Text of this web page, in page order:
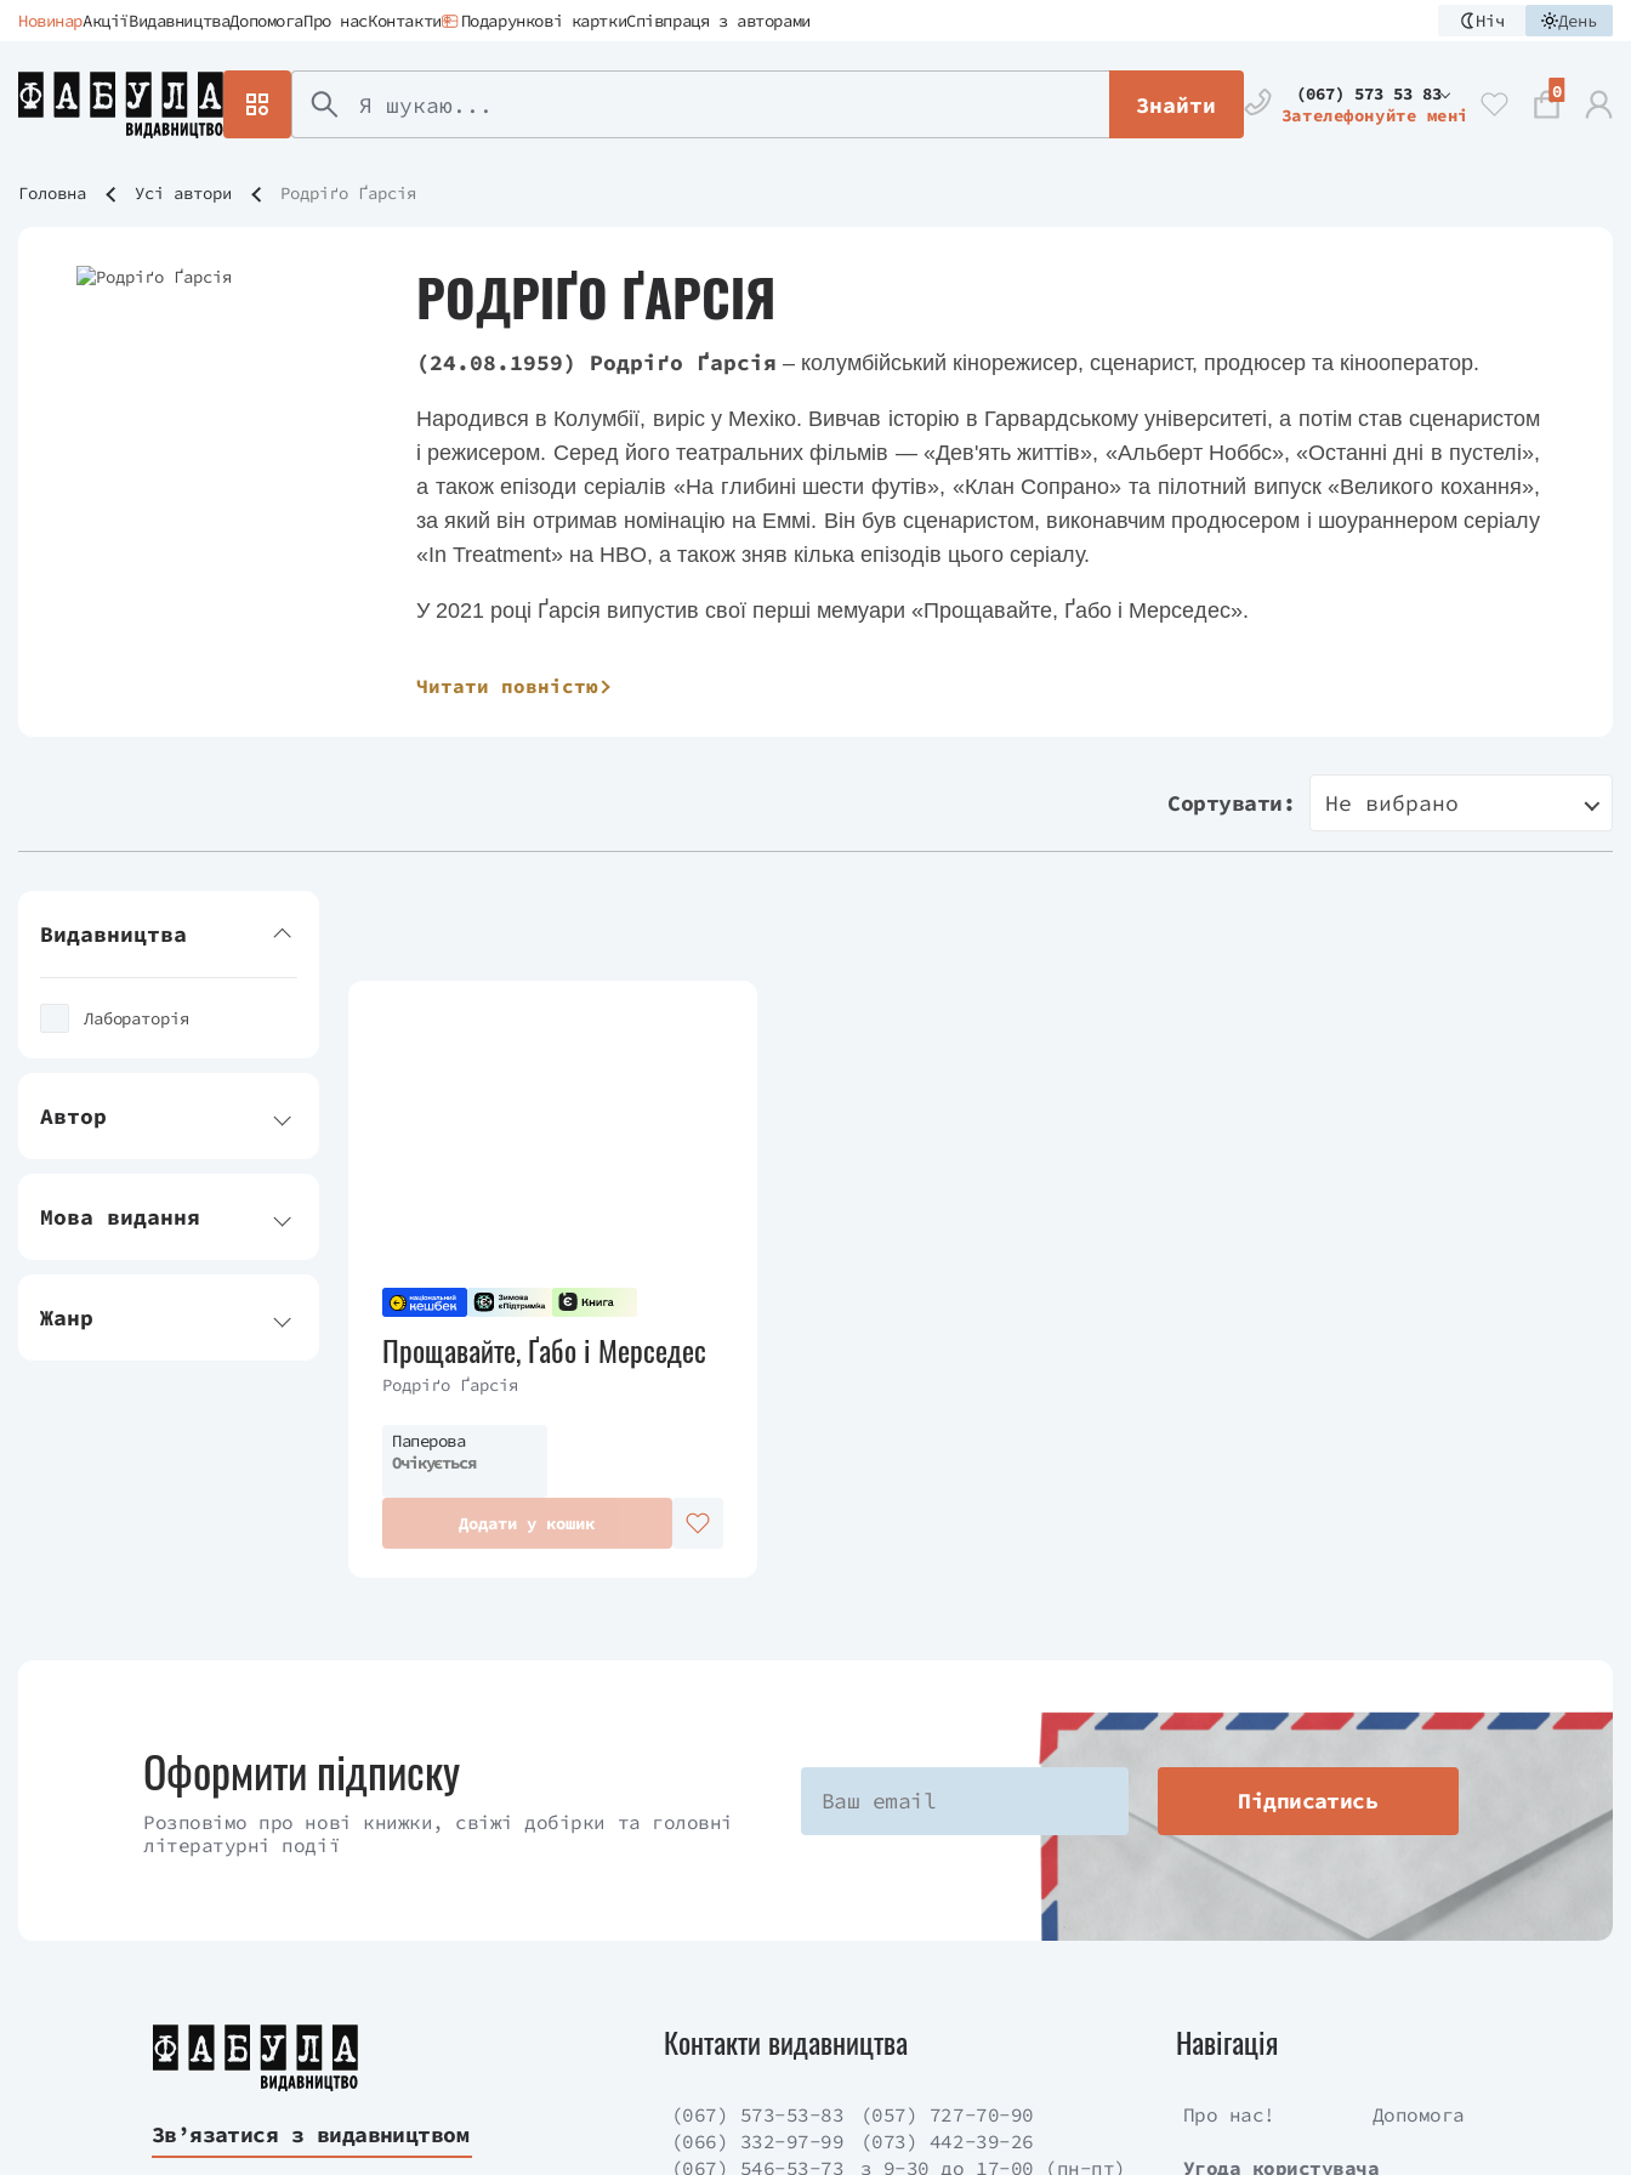
НовинарАкціїВидавництваДопомогаПро насКонтакти Подарункові карткиСпівпраця з авторами Ніч День
Знайти
(067) 573 53 83
Зателефонуйте мені
0
Головна Усі автори Родріґо Ґарсія
РОДРІҐО ҐАРСІЯ
(24.08.1959) Родріґо Ґарсія – колумбійський кінорежисер, сценарист, продюсер та кінооператор.
Народився в Колумбії, виріс у Мехіко. Вивчав історію в Гарвардському університеті, а потім став сценаристом
і режисером. Серед його театральних фільмів — «Дев'ять життів», «Альберт Ноббс», «Останні дні в пустелі»,
а також епізоди серіалів «На глибині шести футів», «Клан Сопрано» та пілотний випуск «Великого кохання»,
за який він отримав номінацію на Еммі. Він був сценаристом, виконавчим продюсером і шоураннером серіалу
«In Treatment» на HBO, а також зняв кілька епізодів цього серіалу.
У 2021 році Ґарсія випустив свої перші мемуари «Прощавайте, Ґабо і Мерседес».
Читати повністю
Сортувати: Не вибрано
Видавництва
Лабораторія
Автор
Мова видання
Жанр
Прощавайте, Ґабо і Мерседес
Родріґо Ґарсія
Паперова
Очікується
Додати у кошик
Оформити підписку
Розповімо про нові книжки, свіжі добірки та головні
літературні події
Підписатись
Зв’язатися з видавництвом
Контакти видавництва
(067) 573-53-83
(057) 727-70-90
(066) 332-97-99
(073) 442-39-26
(067) 546-53-73
з 9-30 до 17-00 (пн-пт)
Навігація
Про нас! Допомога
Угода користувача